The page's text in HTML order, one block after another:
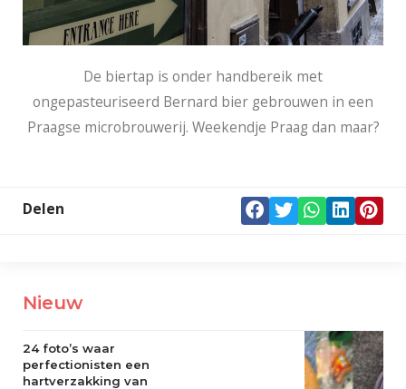
De biertap is onder handbereik met
ongepasteuriseerd Bernard bier gebrouwen in een
Praagse microbrouwerij. Weekendje Praag dan maar?
Delen
Nieuw
24 foto’s waar
perfectionisten een
hartverzakking van